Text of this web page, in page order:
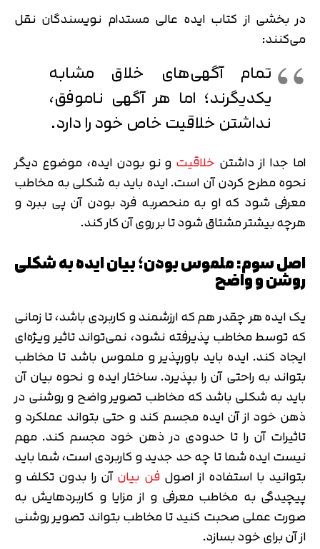
در بخشی از کتاب ایده عالی مستدام نویسندگان نقل
می‌کنند:
تمام آگهی‌های خلاق مشابه
یکدیگرند؛ اما هر آگهی ناموفق،
نداشتن خلاقیت خاص خود را دارد.
اما جدا از داشتن خلاقیت و نو بودن ایده، موضوع دیگر
نحوه مطرح کردن آن است. ایده باید به شکلی به مخاطب
معرفی شود که او به منحصربه فرد بودن آن پی ببرد و
هرچه بیشتر مشتاق شود تا بر روی آن کار کند.
اصل سوم: ملموس بودن؛ بیان ایده به شکلی
روشن و واضح
یک ایده هر چقدر هم که ارزشمند و کاربردی باشد، تا زمانی
که توسط مخاطب پذیرفته نشود، نمی‌تواند تاثیر ویژه‌ای
ایجاد کند. ایده باید باورپذیر و ملموس باشد تا مخاطب
بتواند به راحتی آن را بپذیرد. ساختار ایده و نحوه بیان آن
باید به شکلی باشد که مخاطب تصویر واضح و روشنی در
ذهن خود از آن ایده مجسم کند و حتی بتواند عملکرد و
تاثیرات آن را تا حدودی در ذهن خود مجسم کند. مهم
نیست ایده شما تا چه حد جدید و کاربردی است، شما باید
بتوانید با استفاده از اصولفن بیانآن را بدون تکلف و
پیچیدگی به مخاطب معرفی و از مزایا و کاربردهایش به
صورت عملی صحبت کنید تا مخاطب بتواند تصویر روشنی
از آن برای خود بسازد.
اصلاح شماره
دریافت مجدد کد: 00:59